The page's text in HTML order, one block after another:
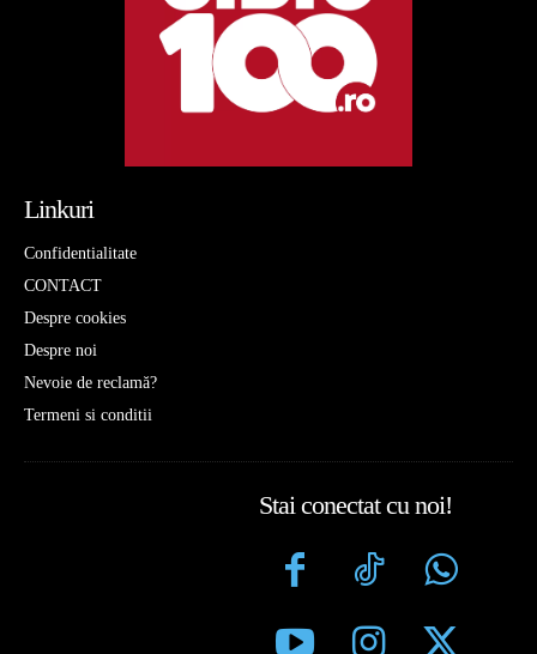
Linkuri
Confidentialitate
CONTACT
Despre cookies
Despre noi
Nevoie de reclamă?
Termeni si conditii
Stai conectat cu noi!